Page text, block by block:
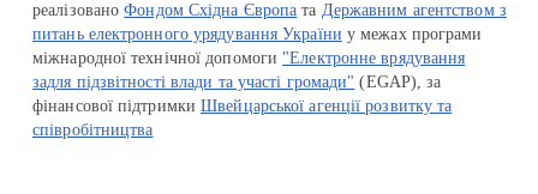
реалізованоФондом Східна Європа та Державним агентством з
питань електронного урядування України у межах програми
міжнародної технічної допомоги "Електронне врядування
задля підзвітності влади та участі громади" (EGAP), за
фінансової підтримкиШвейцарської агенції розвитку та
співробітництва